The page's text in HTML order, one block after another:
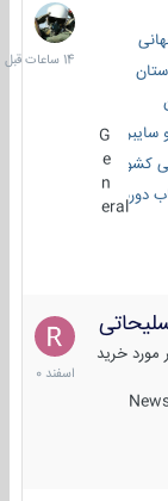
eral
14
ساعات
قبل
خرید
7
اسفند
1400